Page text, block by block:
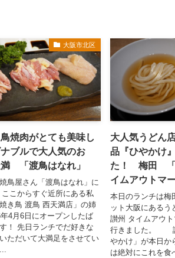
大阪市北区
焼肉がとても美味し
ブルで大人気のお
「渡鳥はなれ」
鳥屋さん「渡鳥はなれ」に
こからすぐ近所にある私
き鳥 渡鳥 西天満店」の姉
4月6日にオープンしたば
！ 先日ランチでだ好きな
ただいて大満足をさせてい
大人気うどん
品『ひやかけ
た！ 梅田 「
イムアウトマ
本日のランチは梅
ット大阪にあるう
讃州 タイムアウ
行きました。 讃
やかけ」が本日か
は絶対にこれを食